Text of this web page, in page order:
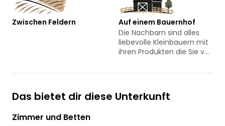
Zwischen Feldern
Auf einem Bauernhof
Die Nachbarn sind alles
liebevolle Kleinbauern mit
ihren Produkten die Sie vor
Angus Rind über E... wie Eier
nicht endend wollend;)
Das bietet dir diese Unterkunft
Zimmer und Betten